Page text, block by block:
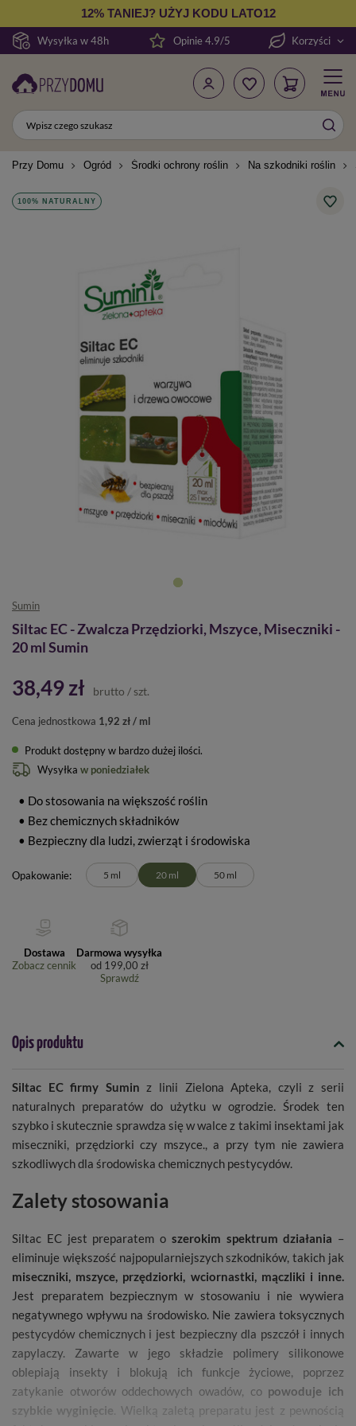
Wysyłka w 48h
12% TANIEJ? UŻYJ KODU LATO12
Opinie 4.9/5 Korzyści
Przy Domu Ogród Środki ochrony roślin Na szkodniki roślin
100% NATURALNY
Sumin
Siltac EC - Zwalcza Przędziorki, Mszyce, Miseczniki -
20 ml Sumin
38,49 zł brutto / szt.
Cena jednostkowa 1,92 zł / ml
Produkt dostępny w bardzo dużej ilości
Wysyłka w poniedziałek
• Do stosowania na większość roślin
• Bez chemicznych składników
• Bezpieczny dla ludzi, zwierząt i środowiska
Opakowanie 5 ml 20 ml 50 ml
Dostawa
Zobacz cennik
Darmowa wysyłka
od 199,00 zł
Sprawdź
Opis produktu
Siltac EC firmy Sumin z linii Zielona Apteka, czyli z serii
naturalnych preparatów do użytku w ogrodzie. Środek ten
szybko i skutecznie sprawdza się w walce z takimi insektami jak
miseczniki, przędziorki czy mszyce., a przy tym nie zawiera
szkodliwych dla środowiska chemicznych pestycydów.
Zalety stosowania
Siltac EC jest preparatem o szerokim spektrum działania –
eliminuje większość najpopularniejszych szkodników, takich jak
miseczniki, mszyce, przędziorki, wciornastki, mączliki i inne.
Jest preparatem bezpiecznym w stosowaniu i nie wywiera
negatywnego wpływu na środowisko. Nie zawiera toksycznych
pestycydów chemicznych i jest bezpieczny dla pszczół i innych
zapylaczy. Zawarte w jego składzie polimery silikonowe
oblepiają insekty i blokują ich funkcje życiowe, poprzez
zatykanie otworów oddechowych owadów, co powoduje ich
szybkie wyginięcie . Wielką zaletą preparatu jest z pewnością